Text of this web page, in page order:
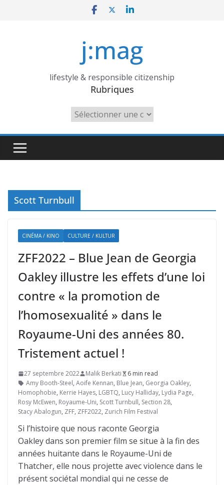
j:mag
lifestyle & responsible citizenship
Rubriques
Rubriques
Scott Turnbull
CINÉMA / KINO CULTURE / KULTUR
ZFF2022 – Blue Jean de Georgia
Oakley illustre les effets d’une loi
contre « la promotion de
l’homosexualité » dans le
Royaume-Uni des années 80.
Tristement actuel !
27 septembre 2022 Malik Berkati
6 min read
Amy Booth-Steel, Aoife Kennan, Blue Jean, Georgia Oakley,
Homophobie, Kerrie Hayes, LGBTQ, Lucy Halliday, Lydia Page,
Rosy McEwen, Royaume-Uni, Scott Turnbull, Section 28,
Stacy Abalogun, ZFF, ZFF2022, Zurich Film Festival
Si l’histoire que nous raconte Georgia
Oakley dans son premier film se situe à la fin des
années huitante dans le Royaume-Uni de
Thatcher, elle nous projette avec violence dans le
présent sociétal mondial qui ne cesse de